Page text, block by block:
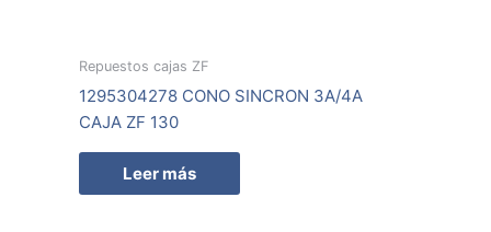
Repuestos cajas ZF
1295304278 CONO SINCRON 3A/4A
CAJA ZF 130
Leer más